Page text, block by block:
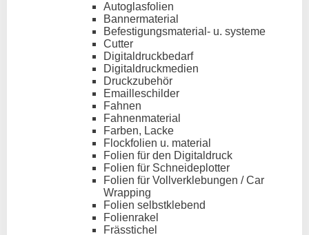
Autoglasfolien
Bannermaterial
Befestigungsmaterial- u. systeme
Cutter
Digitaldruckbedarf
Digitaldruckmedien
Druckzubehör
Emailleschilder
Fahnen
Fahnenmaterial
Farben, Lacke
Flockfolien u. material
Folien für den Digitaldruck
Folien für Schneideplotter
Folien für Vollverklebungen / Car
Wrapping
Folien selbstklebend
Folienrakel
Frässtichel